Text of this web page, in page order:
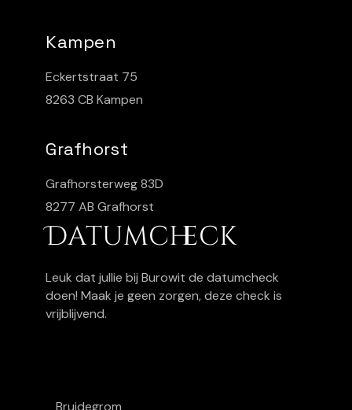
Kampen
Eckertstraat 75
8263 CB Kampen
Grafhorst
Grafhorsterweg 83D
8277 AB Grafhorst
Datumcheck
Leuk dat jullie bij Burowit de datumcheck
doen! Maak je geen zorgen, deze check is
vrijblijvend.